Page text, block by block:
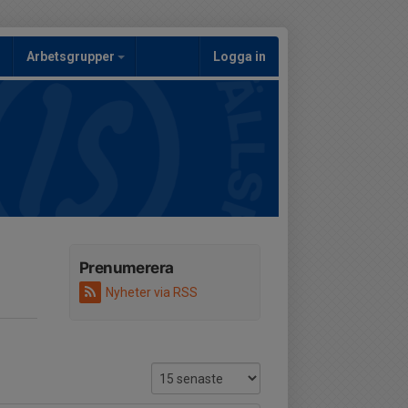
Arbetsgrupper Logga in
Prenumerera
Nyheter via RSS